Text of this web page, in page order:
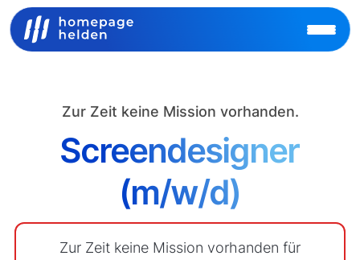
Zur Zeit keine Mission vorhanden.
Screendesigner
(m/w/d)
Zur Zeit keine Mission vorhanden für